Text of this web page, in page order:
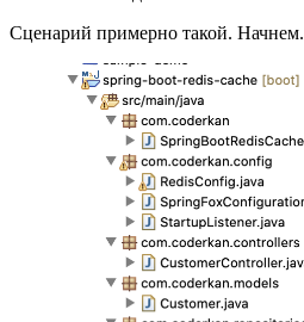
Сценарий примерно такой. Начнем.